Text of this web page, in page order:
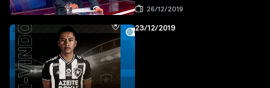
26/12/2019
23/12/2019